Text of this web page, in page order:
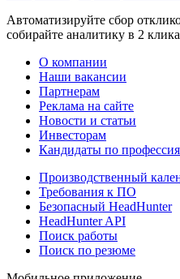
Автоматизируйте сбор
собирайте аналитику в 2 клика
О компании
Наши вакансии
Партнерам
Реклама на сайте
Новости и статьи
Инвесторам
Кандидаты по
Производственный
Требования к ПО
Безопасный HeadHunter
HeadHunter API
Поиск работы
Поиск по резюме